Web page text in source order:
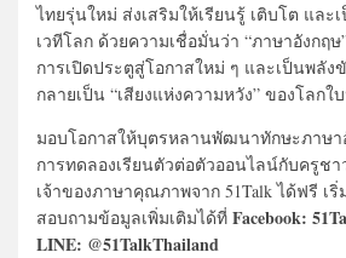
ไทยรุ่นใหม่ ส่งเสริมให้เรียนรู้ เติบโต แล
เวทีโลก ด้วยความเชื่อมั่นว่า “ภาษาอังก
การเปิดประตูสู่โอกาสใหม่ ๆ และเป็นพลัง
กลายเป็น “เสียงแห่งความหวัง” ของโลกใ
มอบโอกาสให้บุตรหลานพัฒนาทักษะภาษา
การทดลองเรียนตัวต่อตัวออนไลน์กับครูช
เจ้าของภาษาคุณภาพจาก 51Talk ได้ฟรี เ
สอบถามข้อมูลเพิ่มเติมได้ที่ Facebook:
LINE: @51TalkThailand